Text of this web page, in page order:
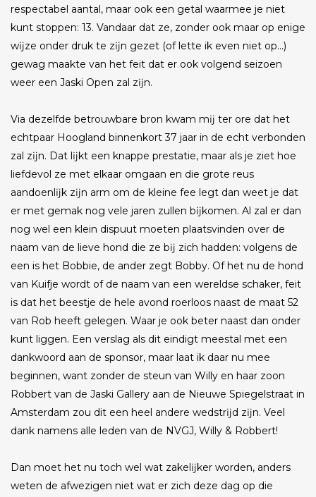
respectabel aantal, maar ook een getal waarmee je niet
kunt stoppen: 13. Vandaar dat ze, zonder ook maar op enige
wĳze onder druk te zĳn gezet (of lette ik even niet op…)
gewag maakte van het feit dat er ook volgend seizoen
weer een Jaski Open zal zĳn.
Via dezelfde betrouwbare bron kwam mĳ ter ore dat het
echtpaar Hoogland binnenkort 37 jaar in de echt verbonden
zal zĳn. Dat lĳkt een knappe prestatie, maar als je ziet hoe
liefdevol ze met elkaar omgaan en die grote reus
aandoenlĳk zĳn arm om de kleine fee legt dan weet je dat
er met gemak nog vele jaren zullen bĳkomen. Al zal er dan
nog wel een klein dispuut moeten plaatsvinden over de
naam van de lieve hond die ze bĳ zich hadden: volgens de
een is het Bobbie, de ander zegt Bobby. Of het nu de hond
van Kuifje wordt of de naam van een wereldse schaker, feit
is dat het beestje de hele avond roerloos naast de maat 52
van Rob heeft gelegen. Waar je ook beter naast dan onder
kunt liggen. Een verslag als dit eindigt meestal met een
dankwoord aan de sponsor, maar laat ik daar nu mee
beginnen, want zonder de steun van Willy en haar zoon
Robbert van de Jaski Gallery aan de Nieuwe Spiegelstraat in
Amsterdam zou dit een heel andere wedstrĳd zĳn. Veel
dank namens alle leden van de NVGJ, Willy & Robbert!
Dan moet het nu toch wel wat zakelĳker worden, anders
weten de afwezigen niet wat er zich deze dag op die